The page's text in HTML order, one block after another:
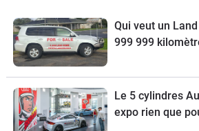
Qui veut un
999 999
Le 5 cylindres
expo rien que